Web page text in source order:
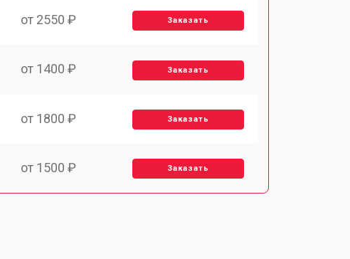
от 2550 ₽ Заказать
от 1400 ₽ Заказать
от 1800 ₽ Заказать
от 1500 ₽ Заказать